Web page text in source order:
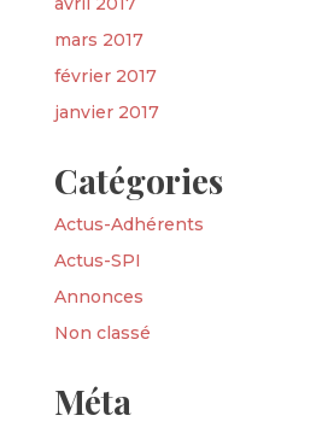
mars 2017
février 2017
janvier 2017
Catégories
Actus-Adhérents
Actus-SPI
Annonces
Non classé
Méta